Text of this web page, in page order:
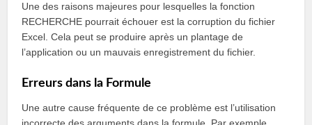
Une des raisons majeures pour lesquelles la fonction
RECHERCHE pourrait échouer est la corruption du fichier
Excel. Cela peut se produire après un plantage de
l’application ou un mauvais enregistrement du fichier.
Erreurs dans la Formule
Une autre cause fréquente de ce problème est l’utilisation